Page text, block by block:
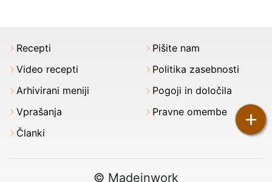
+
Recepti
Video recepti
Arhivirani meniji
Vprašanja
Članki
Pišite nam
Politika zasebnosti
Pogoji in določila
Pravne omembe
© Madeinwork